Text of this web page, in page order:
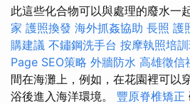
此這些化合物可以與處理的廢水一
家 護照換發 海外抓姦協助 長照 護
購建議 不鏽鋼洗手台 按摩執照培
Page SEO策略 外牆防水 高雄徵信
間在海灘上，例如，在花園裡可以
浴後進入海洋環境。 豐原脊椎矯正